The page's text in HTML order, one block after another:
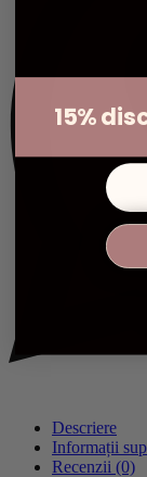
Descriere
Informații
Recenzii (0)
15%